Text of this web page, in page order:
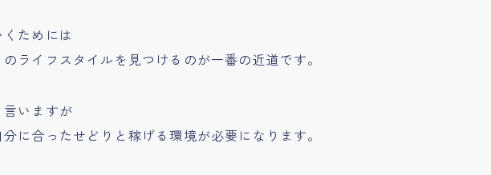
ためには
ライフスタイルを見つけるのが一番の近道です。
いますが
分に合ったせどりと稼げる環境が必要になります。